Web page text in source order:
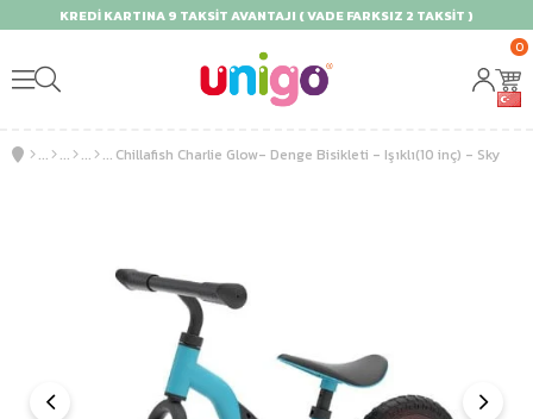
KREDİ KARTINA 9 TAKSİT AVANTAJI ( VADE FARKSIZ 2 TAKSİT )
0
Chillafish Charlie Glow- Denge Bisikleti - Işıklı(10 inç) - Sky